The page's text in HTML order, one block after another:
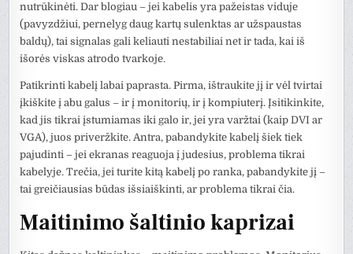
nutrūkinėti. Dar blogiau – jei kabelis yra pažeistas viduje
(pavyzdžiui, pernelyg daug kartų sulenktas ar užspaustas
baldų), tai signalas gali keliauti nestabiliai net ir tada, kai iš
išorės viskas atrodo tvarkoje.
Patikrinti kabelį labai paprasta. Pirma, ištraukite jį ir vėl tvirtai
įkiškite į abu galus – ir į monitorių, ir į kompiuterį. Įsitikinkite,
kad jis tikrai įstumiamas iki galo ir, jei yra varžtai (kaip DVI ar
VGA), juos priveržkite. Antra, pabandykite kabelį šiek tiek
pajudinti – jei ekranas reaguoja į judesius, problema tikrai
kabelyje. Trečia, jei turite kitą kabelį po ranka, pabandykite jį –
tai greičiausias būdas išsiaiškinti, ar problema tikrai čia.
Maitinimo šaltinio kaprizai